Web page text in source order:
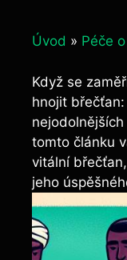
Úvod » Péče
Když se
hnojit
tomto⁢ článku
vitální
jeho